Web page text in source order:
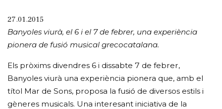
27.01.2015
Banyoles viurà, el 6 i el 7 de febrer, una experiència
pionera de fusió musical grecocatalana.
Els pròxims divendres 6 i dissabte 7 de febrer,
Banyoles viurà una experiència pionera que, amb el
títol Mar de Sons, proposa la fusió de diversos estils i
gèneres musicals. Una interesant iniciativa de la